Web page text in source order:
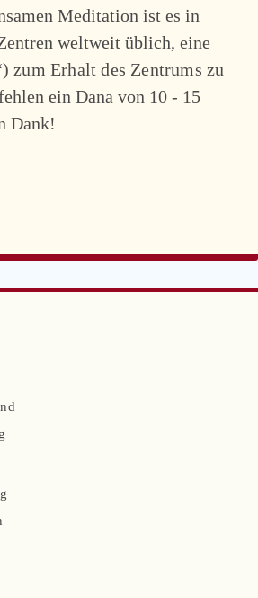
Meditation ist es in
weltweit üblich, eine
zum Erhalt des Zentrums zu
ein Dana von 10 - 15
Dank!